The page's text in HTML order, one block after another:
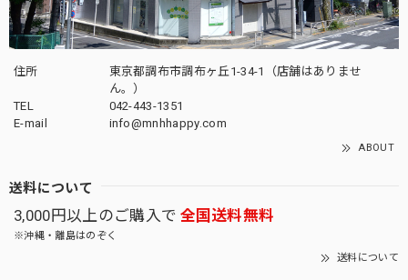
住所
東京都調布市調布ヶ丘1-34-1（店舗はありませ
ん。）
TEL
042-443-1351
E-mail
info@mnhhappy.com
ABOUT
送料について
3,000円以上のご購入で 全国送料無料
※沖縄・離島はのぞく
送料について